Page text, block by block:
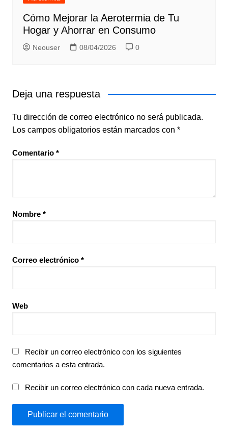
Cómo Mejorar la Aerotermia de Tu
Hogar y Ahorrar en Consumo
Neouser 08/04/2026 0
Deja una respuesta
Tu dirección de correo electrónico no será publicada.
Los campos obligatorios están marcados con *
Comentario *
Nombre *
Correo electrónico *
Web
Recibir un correo electrónico con los siguientes
comentarios a esta entrada.
Recibir un correo electrónico con cada nueva entrada.